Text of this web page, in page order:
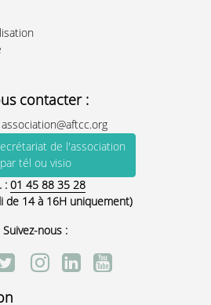
contacter :
association@aftcc.org
de l'association
par tél ou visio
: 01 45 88 35 28
de 14 à 16H uniquement)
Suivez-nous :